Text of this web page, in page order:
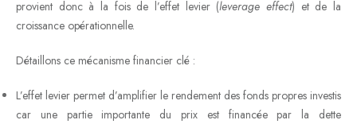
provient donc à la fois de l’effet levier (leverage effect) et de la
croissance opérationnelle.
Détaillons ce mécanisme financier clé :
L’effet levier permet d’amplifier le rendement des fonds propres investis
car une partie importante du prix est financée par la dette